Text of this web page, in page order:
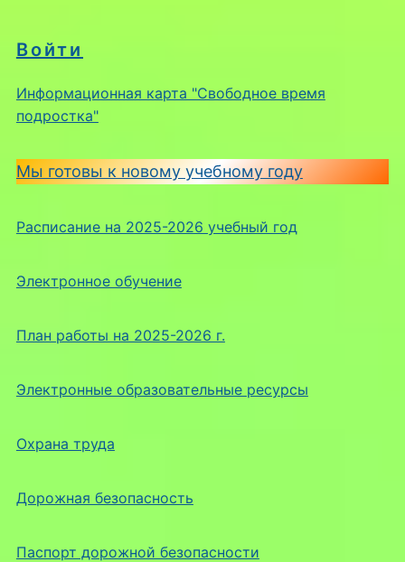
Войти
Информационная карта "Свободное время
подростка"
Мы готовы к новому учебному году
Расписание на 2025-2026 учебный год
Электронное обучение
План работы на 2025-2026 г.
Электронные образовательные ресурсы
Охрана труда
Дорожная безопасность
Паспорт дорожной безопасности